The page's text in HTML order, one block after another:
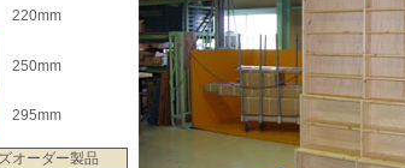
220mm
250mm
295mm
オーダー製品